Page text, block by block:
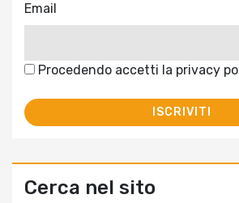
Email
Procedendo accetti la privacy
Cerca nel sito